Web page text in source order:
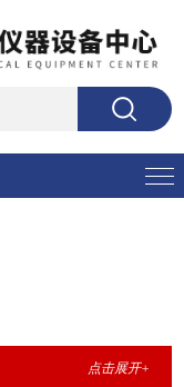
点击展开+